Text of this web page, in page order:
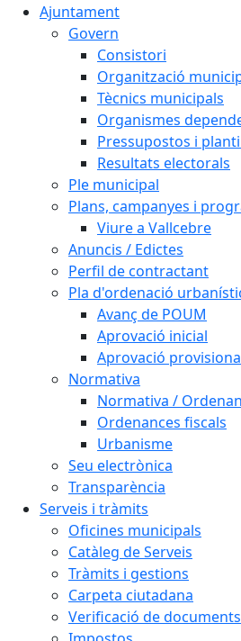
Ajuntament
Govern
Consistori
Organització
Tècnics municipals
Organismes
Pressupostos i
Resultats electorals
Ple municipal
Plans, campanyes i
Viure a Vallcebre
Anuncis / Edictes
Perfil de contractant
Pla d'ordenació
Avanç de POUM
Aprovació inicial
Aprovació
Normativa
Normativa /
Ordenances fiscals
Urbanisme
Seu electrònica
Transparència
Serveis i tràmits
Oficines municipals
Catàleg de Serveis
Tràmits i gestions
Carpeta ciutadana
Verificació de documents